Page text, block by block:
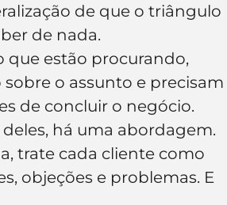
de que o triângulo
de nada.
que estão procurando,
o assunto e precisam
de concluir o negócio.
há uma abordagem.
trate cada cliente como
objeções e problemas. E